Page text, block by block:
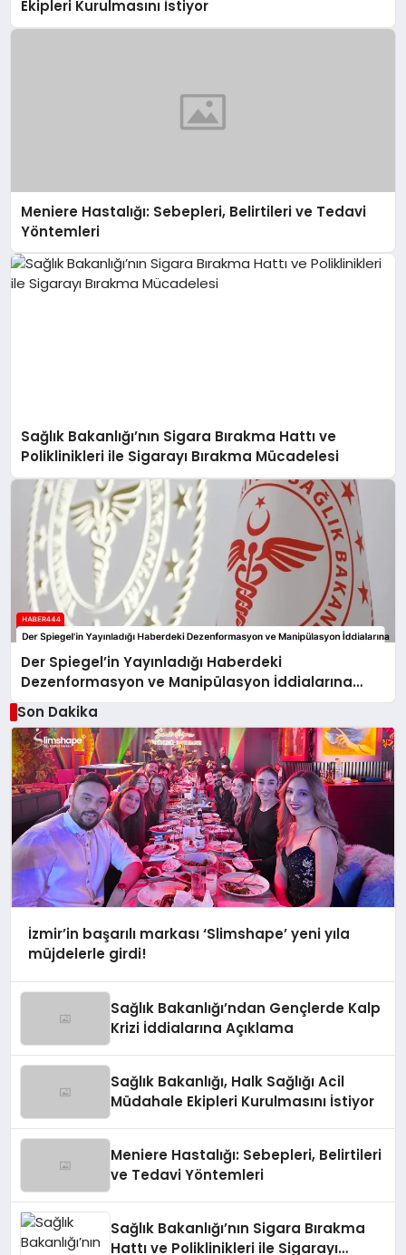
Ekipleri Kurulmasını İstiyor
Meniere Hastalığı: Sebepleri, Belirtileri ve Tedavi
Yöntemleri
Sağlık Bakanlığı’nın Sigara Bırakma Hattı ve
Poliklinikleri ile Sigarayı Bırakma Mücadelesi
Der Spiegel’in Yayınladığı Haberdeki
Dezenformasyon ve Manipülasyon İddialarına
Sağlık Bakanlığı’ndan Yanıt
Son Dakika
İzmir’in başarılı markası ‘Slimshape’ yeni yıla
müjdelerle girdi!
Sağlık Bakanlığı’ndan Gençlerde Kalp
Krizi İddialarına Açıklama
Sağlık Bakanlığı, Halk Sağlığı Acil
Müdahale Ekipleri Kurulmasını İstiyor
Meniere Hastalığı: Sebepleri, Belirtileri
ve Tedavi Yöntemleri
Sağlık Bakanlığı’nın Sigara Bırakma
Hattı ve Poliklinikleri ile Sigarayı